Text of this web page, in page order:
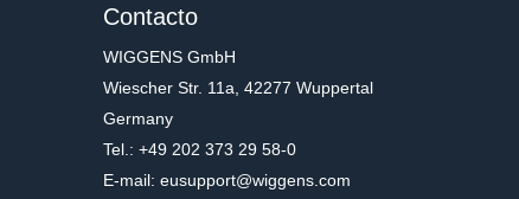
Contacto
WIGGENS GmbH
Wiescher Str. 11a, 42277 Wuppertal
Germany
Tel.: +49 202 373 29 58-0
E-mail: eusupport@wiggens.com